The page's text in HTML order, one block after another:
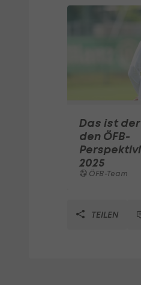
Das ist
den ÖFB-
2025
ÖFB-Team
TEILEN